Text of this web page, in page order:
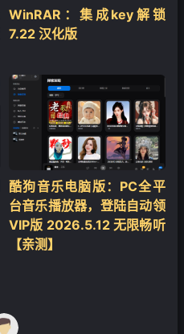
WinRAR：集成key解锁
7.22 汉化版
酷狗音乐电脑版：PC全平
台音乐播放器，登陆自动领
VIP版 2026.5.12 无限畅听
【亲测】